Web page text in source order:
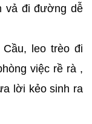
vả đi đường dễ
leo trèo đi
việc rề rà ,
lời kẻo sinh ra